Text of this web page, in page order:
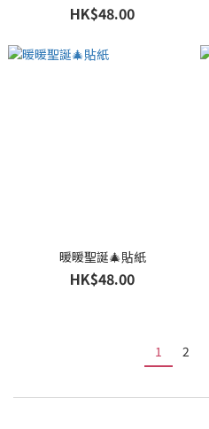
HK$48.00
暖暖聖誕🎄貼紙
HK$48.00
1 2